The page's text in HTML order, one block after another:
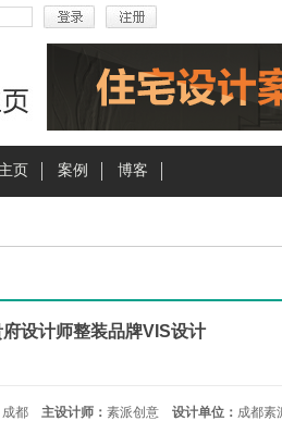
页 案例 博客
府设计师整装品牌VIS设计
都 主设计师： 素派创意 设计单位： 成都素